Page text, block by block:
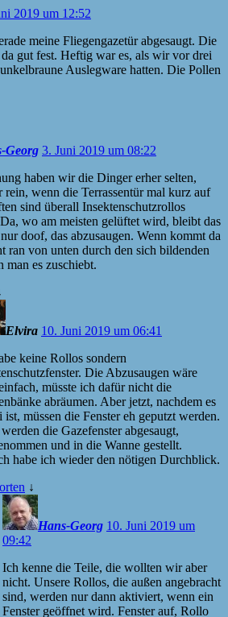
2019 um 12:52
meine Fliegengazetür abgesaugt. Die
gut fest. Heftig war es, als wir vor drei
Auslegware hatten. Die Pollen
Georg 3. Juni 2019 um 08:22
haben wir die Dinger erher selten,
rein, wenn die Terrassentür mal kurz auf
sind überall Insektenschutzrollos
wo am meisten gelüftet wird, bleibt das
doof, das abzusaugen. Wenn kommt da
ran von unten durch den sich bildenden
man es zuschiebt.
Elvira 10. Juni 2019 um 06:41
keine Rollos sondern
Die Abzusaugen wäre
müsste ich dafür nicht die
abräumen. Aber jetzt, nachdem es
ist, müssen die Fenster eh geputzt werden.
die Gazefenster abgesaugt,
und in die Wanne gestellt.
habe ich wieder den nötigen Durchblick.
↓
Hans-Georg 10. Juni 2019 um
09:42
Ich kenne die Teile, die wollten wir aber
nicht. Unsere Rollos, die außen angebracht
sind, werden nur dann aktiviert, wenn ein
Fenster geöffnet wird. Fenster auf, Rollo